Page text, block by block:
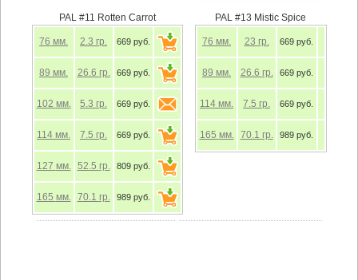
PAL #11 Rotten Carrot
76 мм. 2.3 гр. 669 руб.
89 мм. 26.6 гр. 669 руб.
102 мм. 5.3 гр. 669 руб.
114 мм. 7.5 гр. 669 руб.
127 мм. 52.5 гр. 809 руб.
165 мм. 70.1 гр. 989 руб.
PAL #13 Mistic Spice
76 мм. 23 гр. 669 руб.
89 мм. 26.6 гр. 669 руб.
114 мм. 7.5 гр. 669 руб.
165 мм. 70.1 гр. 989 руб.